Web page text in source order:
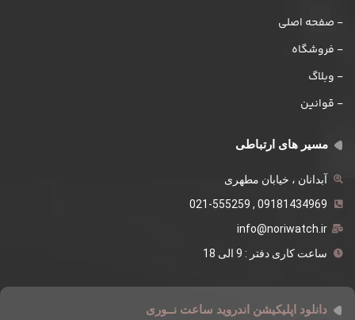
- صفحه اصلی
- فروشگاه
- وبلاگ
- قوانین
مسیر های ارتباطی
آبدانان ، خیابان مطهری
09181434969 , 021-555259
info@noriwatch.ir
ساعت کاری دفتر : 9 الی 18
دانلود اپلیکیشن اندروید ساعت نــوری